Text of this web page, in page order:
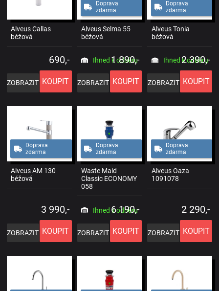
Alveus Callas
béžová
690,-
ZOBRAZIT KOUPIT
Doprava
zdarma
Alveus Selma 55
béžová
Ihned k odběru
1 890,-
ZOBRAZIT KOUPIT
Doprava
zdarma
Alveus Tonia
béžová
Ihned k odběru
2 390,-
ZOBRAZIT KOUPIT
Doprava
zdarma
Alveus AM 130
béžová
3 990,-
ZOBRAZIT KOUPIT
Doprava
zdarma
Waste Maid
Classic ECONOMY
058
Ihned k odběru
6 190,-
ZOBRAZIT KOUPIT
Doprava
zdarma
Alveus Oaza
1091078
2 290,-
ZOBRAZIT KOUPIT